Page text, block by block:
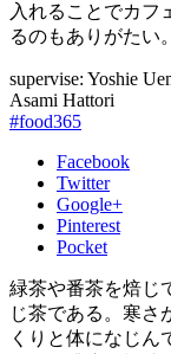
入れることでカフ
るのもありがたい。
supervise: Yoshie
Asami Hattori
#food365
Facebook
Twitter
Google+
Pinterest
Pocket
緑茶や番茶を焙じ
じ茶である。寒さ
くりと体になじん